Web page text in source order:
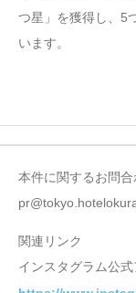
つ星」を獲得し、5
います。
本件に関するお問
関連リンク
インスタグラム公式